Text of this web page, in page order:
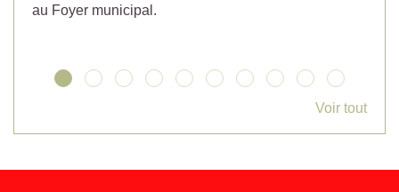
au Foyer municipal.
Voir tout